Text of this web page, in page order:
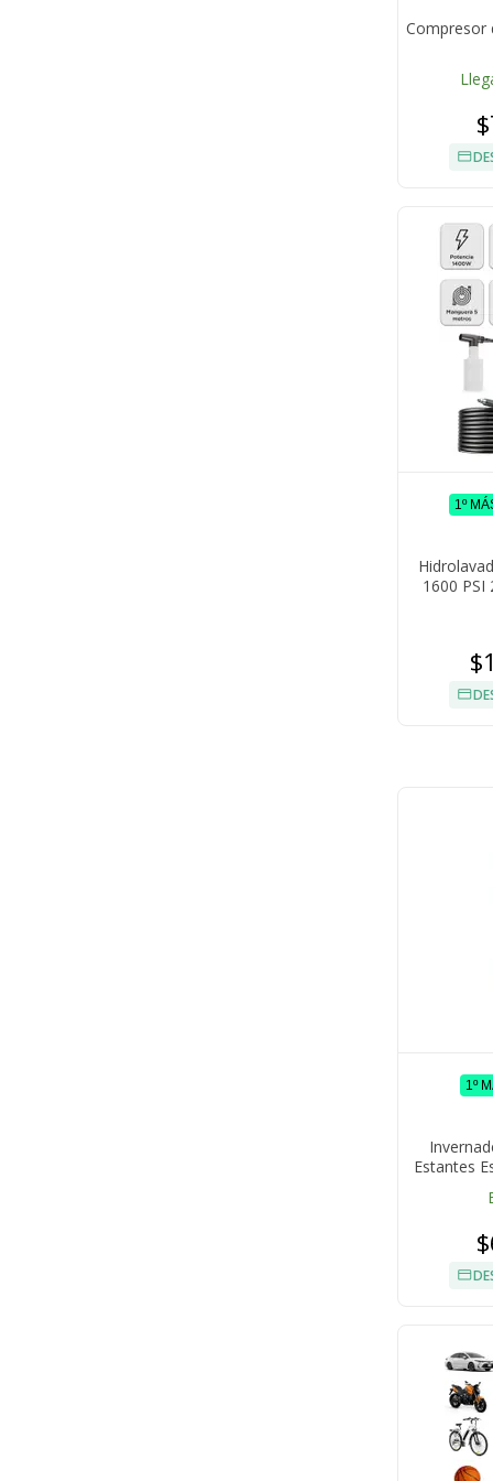
Compresor
1º
1600 PSI
1º
Estantes